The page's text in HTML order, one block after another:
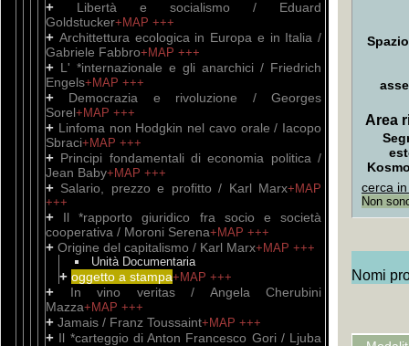
+ Libertà e socialismo / Eduard
Goldstucker+MAP +++
+ Archittettura ecologica in Europa e in Italia /
Gabriele Fabbro+MAP +++
+ L' *internazionale e gli anarchici / Friedrich
Engels+MAP +++
+ Democrazia e rivoluzione / Georges
Sorel+MAP +++
+ Linfoma non Hodgkin nel cavo orale / Iacopo
Sbraci+MAP +++
+ Principi fondamentali di economia politica /
Jean Baby+MAP +++
+ Salario, prezzo e profitto / Karl Marx+MAP
+++
+ Il *rapporto giuridico fra socio e società
cooperativa / Moroni Serena+MAP +++
+ Origine del capitalismo / Karl Marx+MAP +++
Unità Documentaria
+ oggetto a stampa+MAP +++
+
In vino veritas / Angela Cherubini
Mazza+MAP +++
+ Jamais / Franz Toussaint+MAP +++
+ Il *carteggio di Anton Francesco Gori / Ljuba
Area
cerca
Non
Nomi